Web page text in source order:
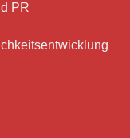
PR